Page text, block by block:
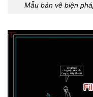
Mẫu bản vẽ biện